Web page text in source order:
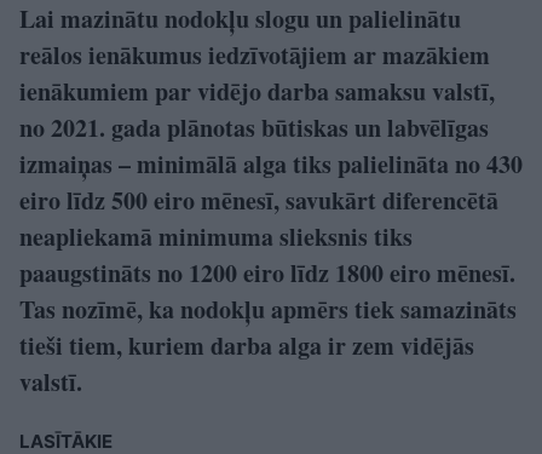
Lai mazinātu nodokļu slogu un palielinātu
reālos ienākumus iedzīvotājiem ar mazākiem
ienākumiem par vidējo darba samaksu valstī,
no 2021. gada plānotas būtiskas un labvēlīgas
izmaiņas – minimālā alga tiks palielināta no 430
eiro līdz 500 eiro mēnesī, savukārt diferencētā
neapliekamā minimuma slieksnis tiks
paaugstināts no 1200 eiro līdz 1800 eiro mēnesī.
Tas nozīmē, ka nodokļu apmērs tiek samazināts
tieši tiem, kuriem darba alga ir zem vidējās
valstī.
LASĪTĀKIE